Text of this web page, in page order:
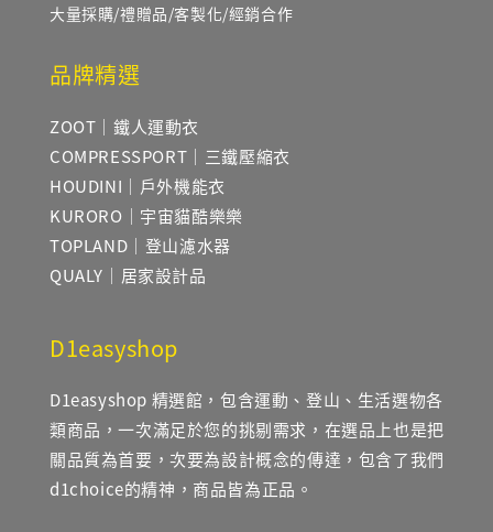
大量採購/禮贈品/客製化/經銷合作
品牌精選
ZOOT｜鐵人運動衣
COMPRESSPORT｜三鐵壓縮衣
HOUDINI｜戶外機能衣
KURORO｜宇宙貓酷樂樂
TOPLAND｜登山濾水器
QUALY｜居家設計品
D1easyshop
D1easyshop 精選館，包含運動、登山、生活選物各
類商品，一次滿足於您的挑剔需求，在選品上也是把
關品質為首要，次要為設計概念的傳達，包含了我們
d1choice的精神，商品皆為正品。